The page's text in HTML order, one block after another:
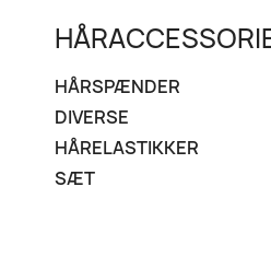
HÅRSPÆNDER
DIVERSE
HÅRELASTIKKER
SÆT